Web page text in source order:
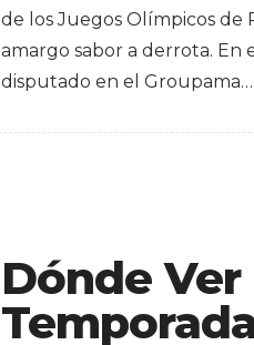
de los Juegos Olímpicos de
amargo sabor a derrota. En
disputado en el Groupama…
Dónde Ver